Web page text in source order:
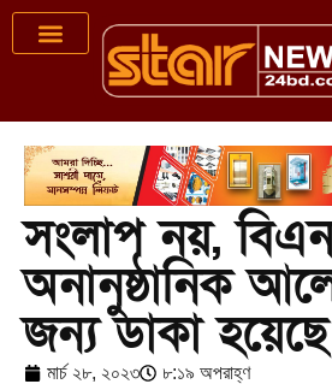
সংলাপ নয়,
অনানুষ্ঠানিক
জন্য ডাকা হয়েছে
মার্চ ২৮, ২০২৩ ৮:১৯ অপরাহ্ণ